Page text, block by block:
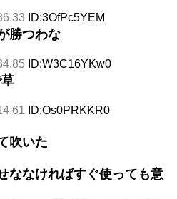
ID:3OfPc5YEM
勝つわな
ID:W3C16YKw0
ID:Os0PRKKR0
吹いた
ななければすぐ使っても意